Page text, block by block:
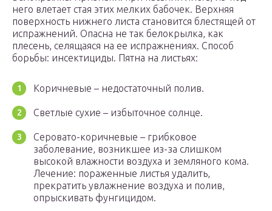
него влетает стая этих мелких бабочек. Верхняя
поверхность нижнего листа становится блестящей от
испражнений. Опасна не так белокрылка, как
плесень, селящаяся на ее испражнениях. Способ
борьбы: инсектициды. Пятна на листьях:
Коричневые – недостаточный полив.
Светлые сухие – избыточное солнце.
Серовато-коричневые – грибковое
заболевание, возникшее из-за слишком
высокой влажности воздуха и земляного кома.
Лечение: пораженные листья удалить,
прекратить увлажнение воздуха и полив,
опрыскивать фунгицидом.